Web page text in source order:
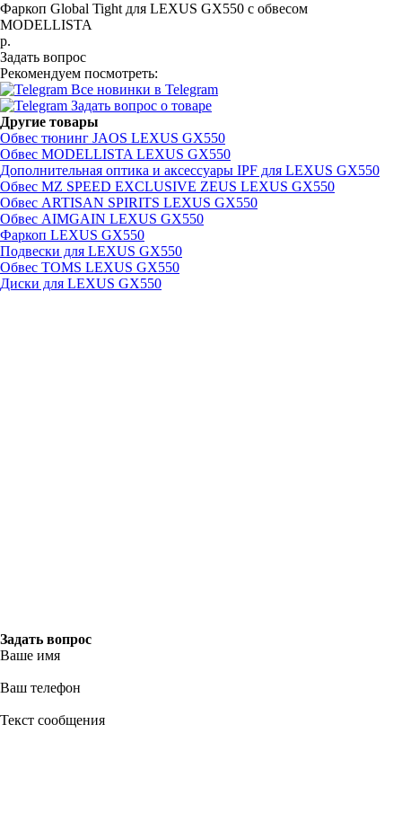
Фаркоп Global Tight для LEXUS GX550 с обвесом
MODELLISTA
р.
Задать вопрос
Рекомендуем посмотреть:
Все новинки в Telegram
Задать вопрос о товаре
Другие товары
Обвес тюнинг JAOS LEXUS GX550
Обвес MODELLISTA LEXUS GX550
Дополнительная оптика и аксессуары IPF для LEXUS GX550
Обвес MZ SPEED EXCLUSIVE ZEUS LEXUS GX550
Обвес ARTISAN SPIRITS LEXUS GX550
Обвес AIMGAIN LEXUS GX550
Фаркоп LEXUS GX550
Подвески для LEXUS GX550
Обвес TOMS LEXUS GX550
Диски для LEXUS GX550
Задать вопрос
Ваше имя
Ваш телефон
Текст сообщения